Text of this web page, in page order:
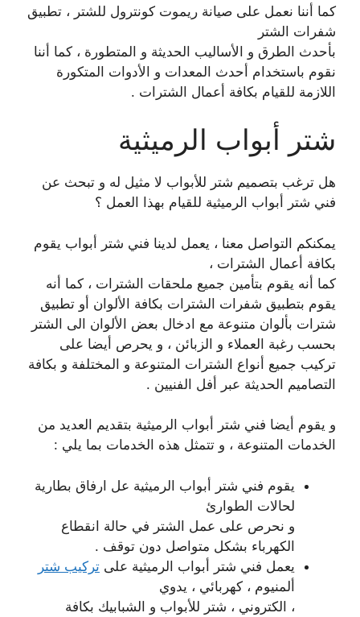
كما أننا نعمل على صيانة ريموت كونترول للشتر ، تطبيق
شفرات الشتر
بأحدث الطرق و الأساليب الحديثة و المتطورة ، كما أننا
نقوم باستخدام أحدث المعدات و الأدوات المتكورة
اللازمة للقيام بكافة أعمال الشترات .
شتر أبواب الرميثية
هل ترغب بتصميم شتر للأبواب لا مثيل له و تبحث عن
فني شتر أبواب الرميثية للقيام بهذا العمل ؟
يمكنكم التواصل معنا ، يعمل لدينا فني شتر أبواب يقوم
بكافة أعمال الشترات ،
كما أنه يقوم بتأمين جميع ملحقات الشترات ، كما أنه
يقوم بتطبيق شفرات الشترات بكافة الألوان أو تطبيق
شترات بألوان متنوعة مع ادخال بعض الألوان الى الشتر
بحسب رغبة العملاء و الزبائن ، و يحرص أيضا على
تركيب جميع أنواع الشترات المتنوعة و المختلفة و بكافة
التصاميم الحديثة عبر أفل الفنيين .
و يقوم أيضا فني شتر أبواب الرميثية بتقديم العديد من
الخدمات المتنوعة ، و تتمثل هذه الخدمات بما يلي :
يقوم فني شتر أبواب الرميثية عل ارفاق بطارية
لحالات الطوارئ
و نحرص على عمل الشتر في حالة انقطاع
الكهرباء بشكل متواصل دون توقف .
يعمل فني شتر أبواب الرميثية على تركيب شتر
ألمنيوم ، كهربائي ، يدوي
، الكتروني ، شتر للأبواب و الشبابيك بكافة